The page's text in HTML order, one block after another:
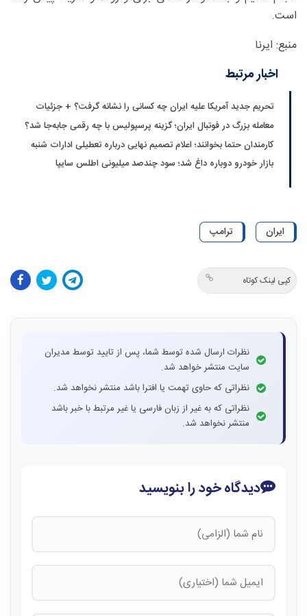
است.
منبع: ایرنا
اخبار مرتبط
تحریم جدید آمریکا علیه ایران چه کسانی را نشانه گرفت؟ + جزئیات
معامله بزرگ در فوتبال ایران؛ گزینه پرسپولیس با چه رقمی جابه‌جا شد؟
کارمندان حتما بخوانند؛ اعلام تصمیم نهایی درباره تعطیلی ادارات شنبه
بازار خودرو دوباره داغ شد؛ سود چندصد میلیونی اطلس سایپا
ایران ترامپ
کپی لینک کوتاه
نظرات ارسال شده توسط شما، پس از تایید توسط مدیران
سایت منتشر خواهد شد.
نظراتی که حاوی تهمت یا افترا باشد منتشر نخواهد شد.
نظراتی که به غیر از زبان فارسی یا غیر مرتبط با خبر باشد
منتشر نخواهد شد.
دیدگاه خود را بنویسید